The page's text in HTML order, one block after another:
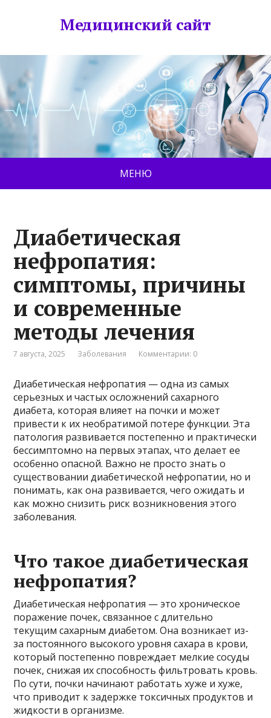
Медицинский сайт
МЕНЮ
Диабетическая
нефропатия:
симптомы, причины
и современные
методы лечения
7 августа, 2025 Заболевания Комментарии: 0
Диабетическая нефропатия — одна из самых
серьезных и частых осложнений сахарного
диабета, которая влияет на почки и может
привести к их необратимой потере функции. Эта
патология развивается постепенно и практически
бессимптомно на первых этапах, что делает ее
особенно опасной. Важно не просто знать о
существовании диабетической нефропатии, но и
понимать, как она развивается, чего ожидать и
как можно снизить риск возникновения этого
заболевания.
Что такое диабетическая
нефропатия?
Диабетическая нефропатия — это хроническое
поражение почек, связанное с длительно
текущим сахарным диабетом. Она возникает из-
за постоянного высокого уровня сахара в крови,
который постепенно повреждает мелкие сосуды
почек, снижая их способность фильтровать кровь.
По сути, почки начинают работать хуже и хуже,
что приводит к задержке токсичных продуктов и
жидкости в организме.